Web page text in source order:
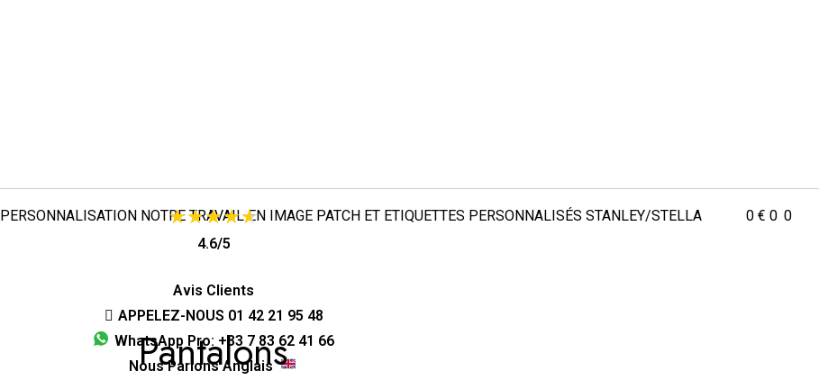
4.6/5
Avis Clients
APPELEZ-NOUS 01 42 21 95 48
WhatsApp Pro: +33 7 83 62 41 66
Nous Parlons Anglais
PERSONNALISATION NOTRE TRAVAILEN IMAGE PATCH ET ETIQUETTES PERSONNALISÉS STANLEY/STELLA 0 € 0 0
Pantalons